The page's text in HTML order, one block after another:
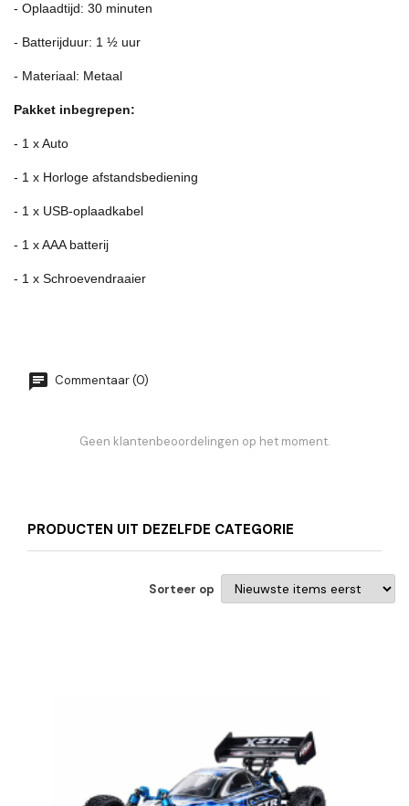
- Oplaadtijd: 30 minuten
- Batterijduur: 1 ½ uur
- Materiaal: Metaal
Pakket inbegrepen:
- 1 x Auto
- 1 x Horloge afstandsbediening
- 1 x USB-oplaadkabel
- 1 x AAA batterij
- 1 x Schroevendraaier
Commentaar (0)
Geen klantenbeoordelingen op het moment.
PRODUCTEN UIT DEZELFDE CATEGORIE
Sorteer op